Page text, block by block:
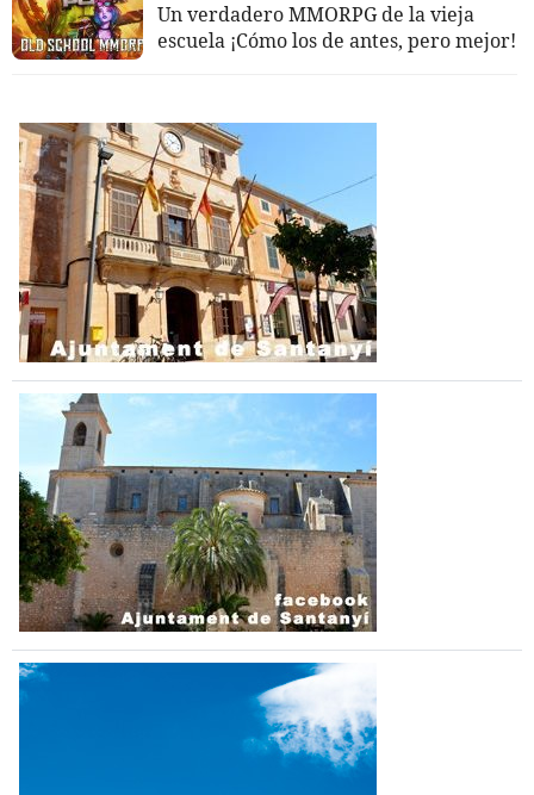
Un verdadero MMORPG de la vieja
escuela ¡Cómo los de antes, pero mejor!